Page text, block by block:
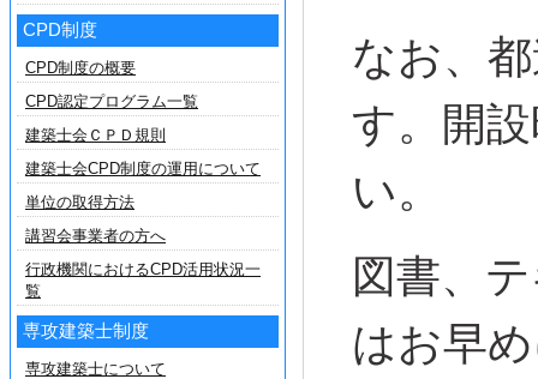
なお、
す。開
い。
図書、
はお早
CPD制度
CPD制度の概要
CPD認定プログラム一覧
建築士会ＣＰＤ規則
建築士会CPD制度の運用について
単位の取得方法
講習会事業者の方へ
行政機関におけるCPD活用状況一
覧
専攻建築士制度
専攻建築士について